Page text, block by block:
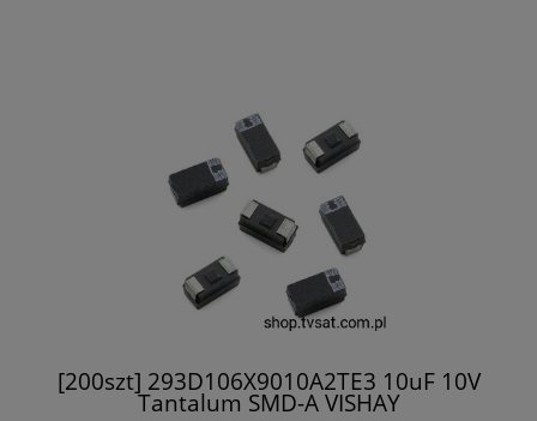
[200szt] 293D106X9010A2TE3 10uF 10V
Tantalum SMD-A VISHAY